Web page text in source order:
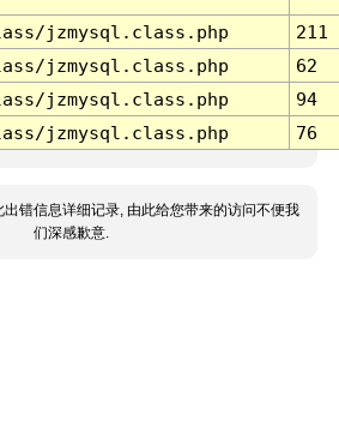
jzmysql.class.php
211
jzmysql.class.php
62
jzmysql.class.php
94
jzmysql.class.php 76
出错信息详细记录, 由此给您带来的访问不便我
们深感歉意.